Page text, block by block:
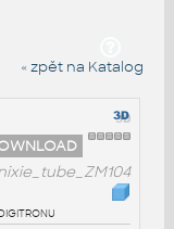
« zpět na Katalog